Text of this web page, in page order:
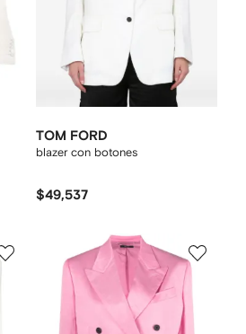
TOM FORD
blazer con botones
$49,537